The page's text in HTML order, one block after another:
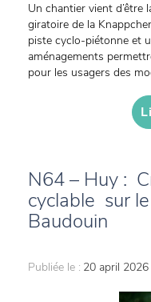
Un chantier vient d’être
giratoire de la
piste cyclo-piétonne et
aménagements
pour les usagers des
N64 – Huy :
cyclable sur
Baudouin
Publiée le : 20 april 2026